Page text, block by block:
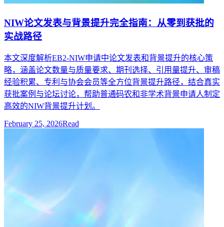
NIW论文发表与背景提升完全指南：从零到获批的
实战路径
本文深度解析EB2-NIW申请中论文发表和背景提升的核心策
略，涵盖论文数量与质量要求、期刊选择、引用量提升、审稿
经验积累、专利与协会会员等全方位背景提升路径，结合真实
获批案例与论坛讨论，帮助普通码农和非学术背景申请人制定
高效的NIW背景提升计划。
February 25, 2026Read